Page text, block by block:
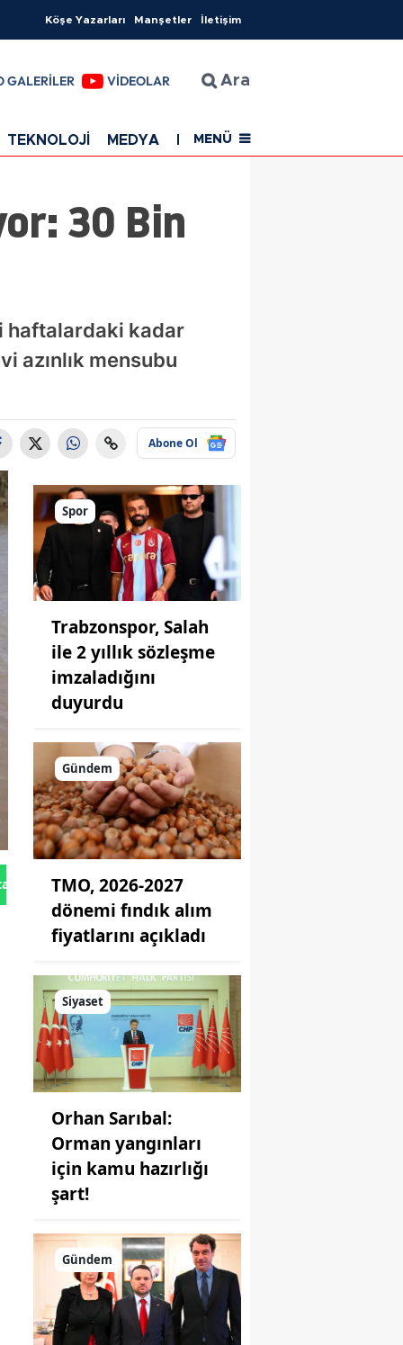
Köşe Yazarları Manşetler İletişim
GALERİLER VİDEOLAR Ara
TEKNOLOJİ MEDYA EĞİTİM SAĞLIK
MENÜ
30 Bin
haftalardaki kadar
azınlık mensubu
Abone Ol
Gönder
Spor
Trabzonspor, Salah
ile 2 yıllık sözleşme
imzaladığını
duyurdu
Gündem
TMO, 2026-2027
dönemi fındık alım
fiyatlarını açıkladı
Siyaset
Orhan Sarıbal:
Orman yangınları
için kamu hazırlığı
şart!
Gündem